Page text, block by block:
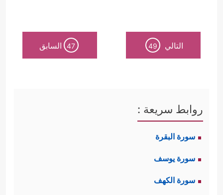
التالي 49
47 السابق
روابط سريعة :
سورة البقرة
سورة يوسف
سورة الكهف